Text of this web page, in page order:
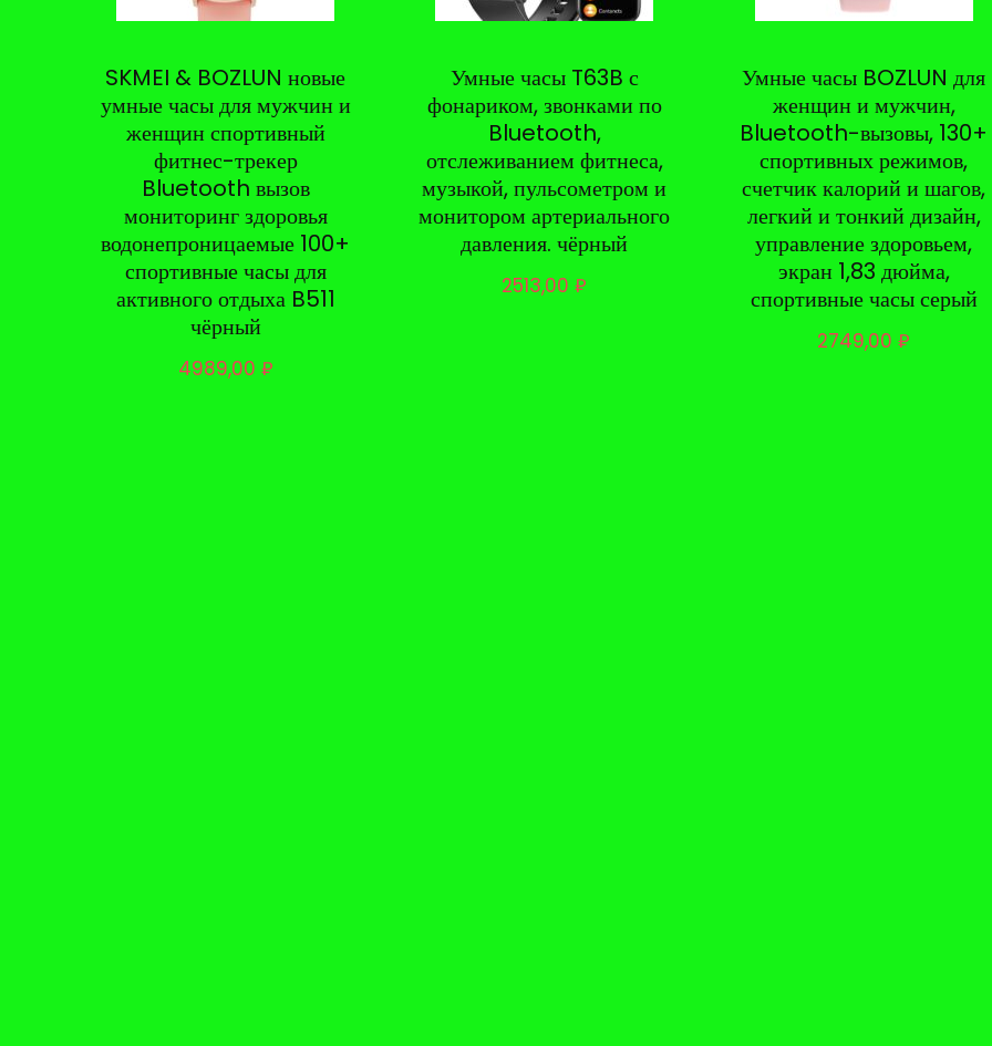
SKMEI & BOZLUN новые
умные часы для мужчин и
женщин спортивный
фитнес-трекер
Bluetooth вызов
мониторинг здоровья
водонепроницаемые 100+
спортивные часы для
активного отдыха B511
чёрный
4989,00 ₽
Умные часы T63B с
фонариком, звонками по
Bluetooth,
отслеживанием фитнеса,
музыкой, пульсометром и
монитором артериального
давления. чёрный
2513,00₽
Умные часы BOZLUN для
женщин и мужчин,
Bluetooth-вызовы, 130+
спортивных режимов,
счетчик калорий и шагов,
легкий и тонкий дизайн,
управление здоровьем,
экран 1,83 дюйма,
спортивные часы серый
2749,00₽